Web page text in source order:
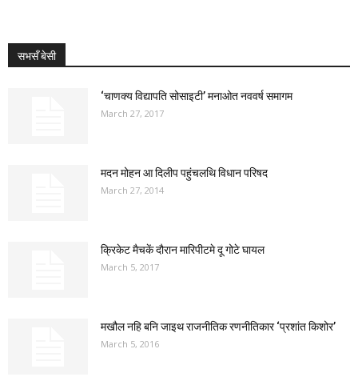
सभसँ बेसी
‘चाणक्य विद्यापति सोसाइटी’ मनाओत नववर्ष समागम
March 27, 2017
मदन मोहन आ दिलीप पहुंचलथि विधान परिषद
March 27, 2014
क्रिकेट मैचकें दौरान मारिपीटमे दू गोटे घायल
March 5, 2017
मखौल नहि बनि जाइथ राजनीतिक रणनीतिकार ‘प्रशांत किशोर’
March 5, 2016